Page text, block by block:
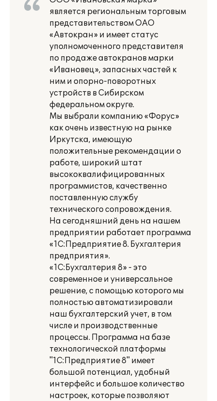
является региональным торговым
представительством ОАО
«Автокран» и имеет статус
уполномоченного представителя
по продаже автокранов марки
«Ивановец», запасных частей к
ним и опорно-поворотных
устройств в Сибирском
федеральном округе.
Мы выбрали компанию «Форус»
как очень известную на рынке
Иркутска, имеющую
положительные рекомендации о
работе, широкий штат
высококвалифицированных
программистов, качественно
поставленную службу
технического сопровождения.
На сегодняшний день на нашем
предприятии работает программа
«1С:Предприятие 8. Бухгалтерия
предприятия».
«1С:Бухгалтерия 8» - это
современное и универсальное
решение, с помощью которого мы
полностью автоматизировали
наш бухгалтерский учет, в том
числе и производственные
процессы. Программа на базе
технологической платформы
"1С:Предприятие 8" имеет
большой потенциал, удобный
интерфейс и большое количество
настроек, которые позволяют